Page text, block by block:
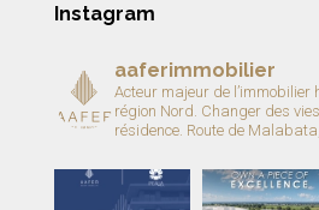
Instagram
aaferimmobilier
Acteur majeur de
région Nord. Changer des
résidence. Route de